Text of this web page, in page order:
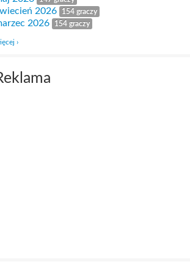
2026 154 graczy
2026 154 graczy
›